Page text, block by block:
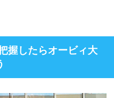
握したらオービィ大